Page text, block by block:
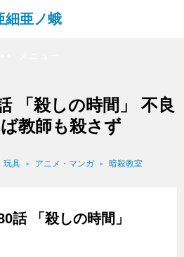
細亜ノ蛾
「殺しの時間」 不良
教師も殺さず
玩具 アニメ・マンガ 暗殺教室
話 「殺しの時間」